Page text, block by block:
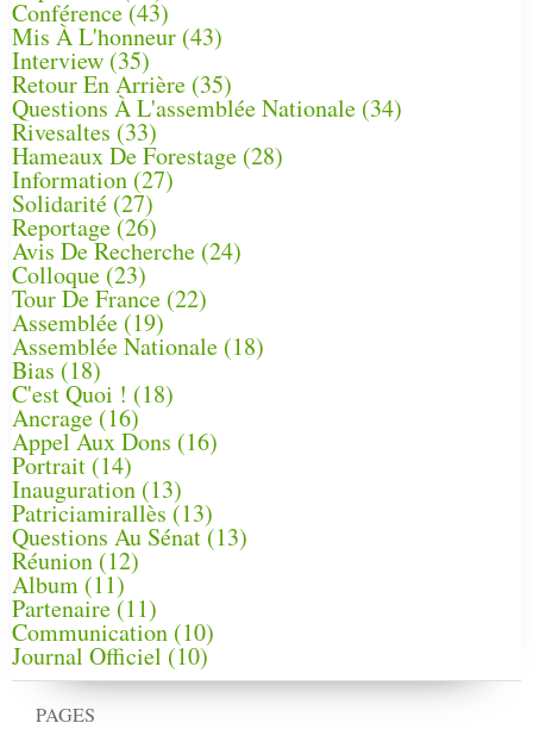
PAGES
Conférence(43)
Mis À L'honneur (43)
Interview (35)
Retour En Arrière (35)
Questions À L'assemblée Nationale (34)
Rivesaltes (33)
Hameaux De Forestage (28)
Information (27)
Solidarité (27)
Reportage(26)
Avis De Recherche (24)
Colloque (23)
Tour De France (22)
Assemblée (19)
Assemblée Nationale (18)
Bias (18)
C'est Quoi ! (18)
Ancrage (16)
Appel Aux Dons (16)
Portrait (14)
Inauguration (13)
Patriciamirallès (13)
Questions Au Sénat(13)
Réunion (12)
Album (11)
Partenaire(11)
Communication (10)
Journal Officiel (10)